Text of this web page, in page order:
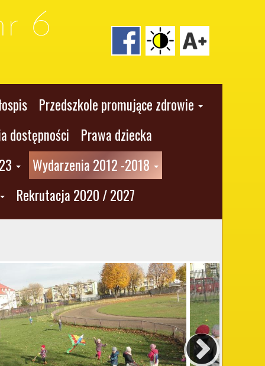
6
Przedszkole promujące zdrowie
dostępności
Prawa dziecka
Wydarzenia 2012 -2018
Rekrutacja 2020 / 2027